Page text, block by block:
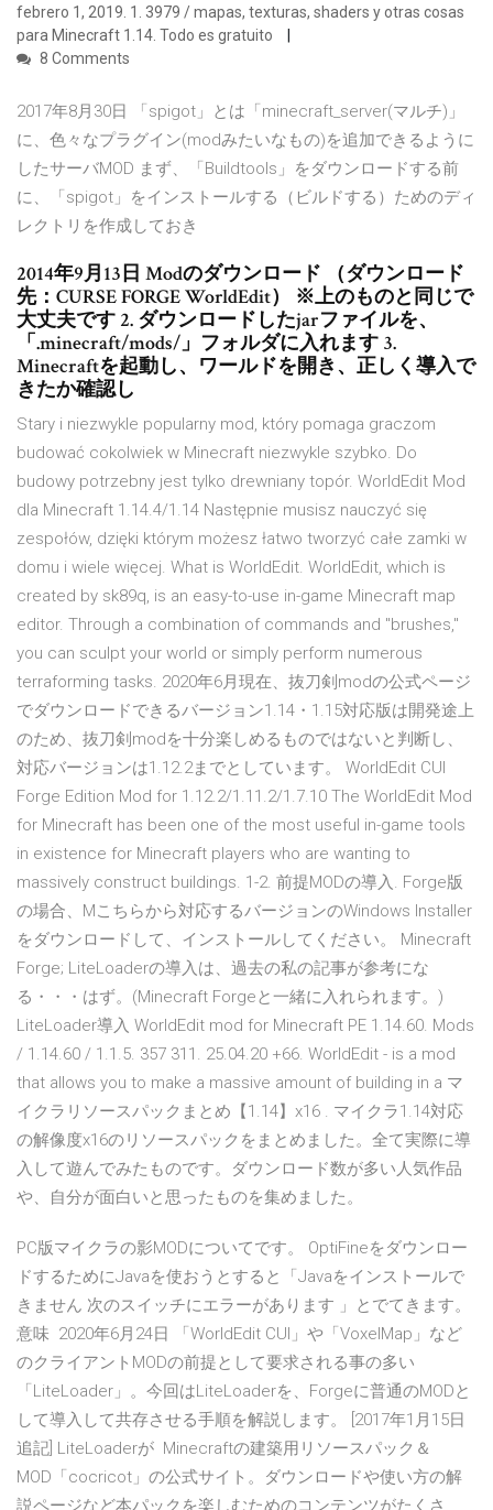
febrero 1, 2019. 1. 3979 / mapas, texturas, shaders y otras cosas
para Minecraft 1.14. Todo es gratuito
8 Comments
2017年8月30日 「spigot」とは「minecraft_server(マルチ)」
に、色々なプラグイン(modみたいなもの)を追加できるように
したサーバMOD まず、「Buildtools」をダウンロードする前
に、「spigot」をインストールする（ビルドする）ためのディ
レクトリを作成しておき
2014年9月13日 Modのダウンロード （ダウンロード
先：CURSE FORGE WorldEdit） ※上のものと同じで
大丈夫です 2. ダウンロードしたjarファイルを、
「.minecraft/mods/」フォルダに入れます 3.
Minecraftを起動し、ワールドを開き、正しく導入で
きたか確認し
Stary i niezwykle popularny mod, który pomaga graczom
budować cokolwiek w Minecraft niezwykle szybko. Do
budowy potrzebny jest tylko drewniany topór. WorldEdit Mod
dla Minecraft 1.14.4/1.14 Następnie musisz nauczyć się
zespołów, dzięki którym możesz łatwo tworzyć całe zamki w
domu i wiele więcej. What is WorldEdit. WorldEdit, which is
created by sk89q, is an easy-to-use in-game Minecraft map
editor. Through a combination of commands and "brushes,"
you can sculpt your world or simply perform numerous
terraforming tasks. 2020年6月現在、抜刀剣modの公式ページ
でダウンロードできるバージョン1.14・1.15対応版は開発途上
のため、抜刀剣modを十分楽しめるものではないと判断し、
対応バージョンは1.12.2までとしています。 WorldEdit CUI
Forge Edition Mod for 1.12.2/1.11.2/1.7.10 The WorldEdit Mod
for Minecraft has been one of the most useful in-game tools
in existence for Minecraft players who are wanting to
massively construct buildings. 1-2. 前提MODの導入. Forge版
の場合、Mこちらから対応するバージョンのWindows Installer
をダウンロードして、インストールしてください。 Minecraft
Forge; LiteLoaderの導入は、過去の私の記事が参考にな
る・・・はず。(Minecraft Forgeと一緒に入れられます。)
LiteLoader導入 WorldEdit mod for Minecraft PE 1.14.60. Mods
/ 1.14.60 / 1.1.5. 357 311. 25.04.20 +66. WorldEdit - is a mod
that allows you to make a massive amount of building in a マ
イクラリソースパックまとめ【1.14】x16 . マイクラ1.14対応
の解像度x16のリソースパックをまとめました。全て実際に導
入して遊んでみたものです。ダウンロード数が多い人気作品
や、自分が面白いと思ったものを集めました。
PC版マイクラの影MODについてです。 OptiFineをダウンロー
ドするためにJavaを使おうとすると「Javaをインストールで
きません 次のスイッチにエラーがあります 」とでてきます。
意味 2020年6月24日 「WorldEdit CUI」や「VoxelMap」など
のクライアントMODの前提として要求される事の多い
「LiteLoader」。今回はLiteLoaderを、Forgeに普通のMODと
して導入して共存させる手順を解説します。 [2017年1月15日
追記] LiteLoaderが Minecraftの建築用リソースパック＆
MOD「cocricot」の公式サイト。ダウンロードや使い方の解